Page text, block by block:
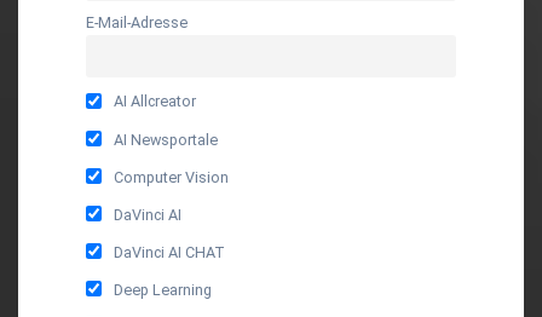
E-Mail-Adresse
AI Allcreator
AI Newsportale
Computer Vision
DaVinci AI
DaVinci AI CHAT
Deep Learning